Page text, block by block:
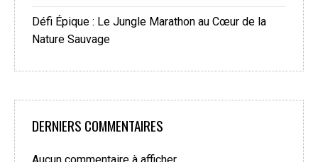
Défi Épique : Le Jungle Marathon au Cœur de la
Nature Sauvage
DERNIERS COMMENTAIRES